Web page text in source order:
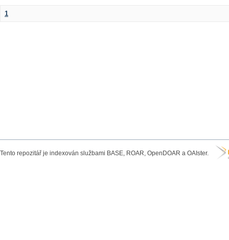
1
Tento repozitář je indexován službami BASE, ROAR, OpenDOAR a OAIster.